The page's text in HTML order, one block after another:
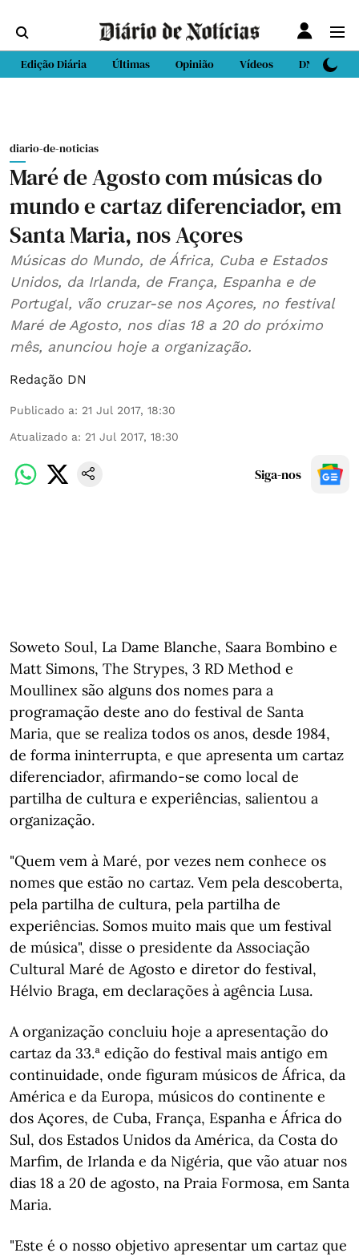
Edição Diária Últimas Opinião Vídeos DN Sport
diario-de-noticias
Maré de Agosto com músicas do
mundo e cartaz diferenciador, em
Santa Maria, nos Açores
Músicas do Mundo, de África, Cuba e Estados
Unidos, da Irlanda, de França, Espanha e de
Portugal, vão cruzar-se nos Açores, no festival
Maré de Agosto, nos dias 18 a 20 do próximo
mês, anunciou hoje a organização.
Redação DN
Publicado a: 21 Jul 2017, 18:30
Atualizado a: 21 Jul 2017, 18:30
Siga-nos
Soweto Soul, La Dame Blanche, Saara Bombino e
Matt Simons, The Strypes, 3 RD Method e
Moullinex são alguns dos nomes para a
programação deste ano do festival de Santa
Maria, que se realiza todos os anos, desde 1984,
de forma ininterrupta, e que apresenta um cartaz
diferenciador, afirmando-se como local de
partilha de cultura e experiências, salientou a
organização.
"Quem vem à Maré, por vezes nem conhece os
nomes que estão no cartaz. Vem pela descoberta,
pela partilha de cultura, pela partilha de
experiências. Somos muito mais que um festival
de música", disse o presidente da Associação
Cultural Maré de Agosto e diretor do festival,
Hélvio Braga, em declarações à agência Lusa.
A organização concluiu hoje a apresentação do
cartaz da 33.ª edição do festival mais antigo em
continuidade, onde figuram músicos de África, da
América e da Europa, músicos do continente e
dos Açores, de Cuba, França, Espanha e África do
Sul, dos Estados Unidos da América, da Costa do
Marfim, de Irlanda e da Nigéria, que vão atuar nos
dias 18 a 20 de agosto, na Praia Formosa, em Santa
Maria.
"Este é o nosso objetivo apresentar um cartaz que